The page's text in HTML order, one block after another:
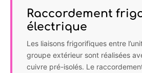
Raccordement
électrique
Les liaisons frigorifiques entre
groupe extérieur sont réalisées
cuivre pré-isolés. Le